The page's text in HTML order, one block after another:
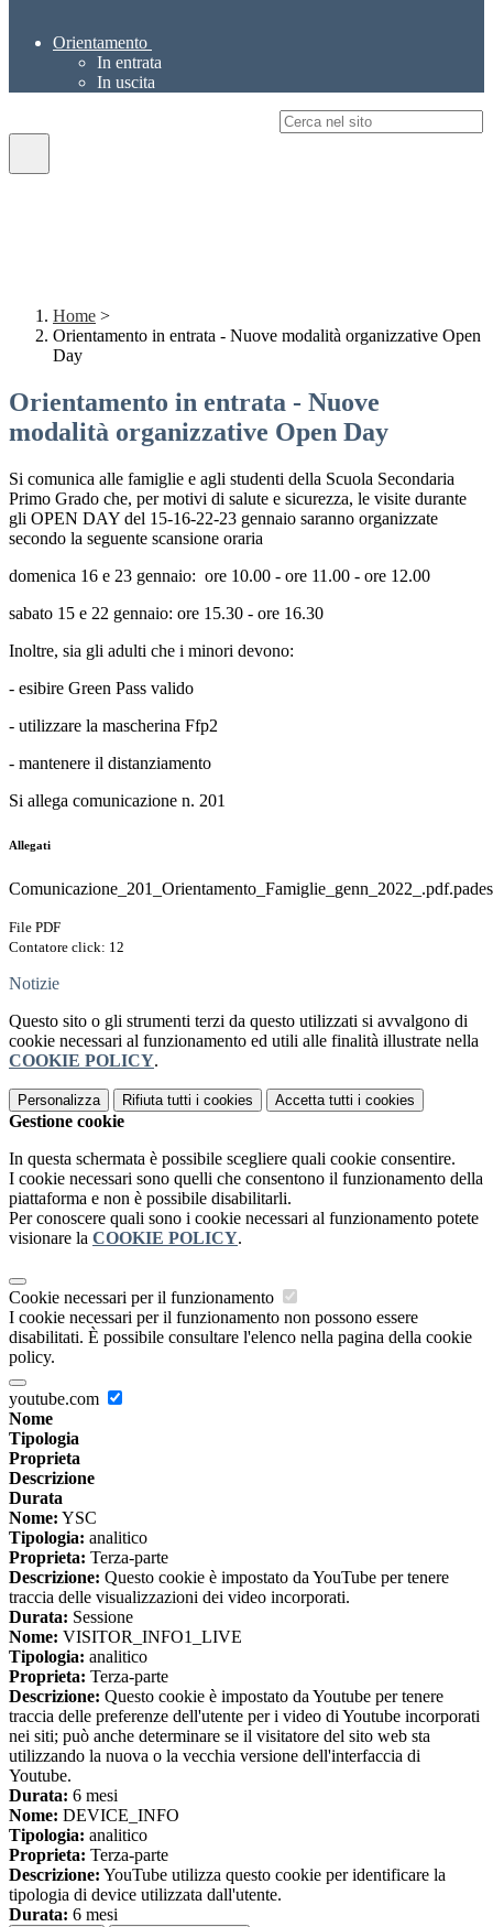
Orientamento
In entrata
In uscita
Home >
Orientamento in entrata - Nuove modalità organizzative Open
Day
Orientamento in entrata - Nuove
modalità organizzative Open Day
Si comunica alle famiglie e agli studenti della Scuola Secondaria
Primo Grado che, per motivi di salute e sicurezza, le visite durante
gli OPEN DAY del 15-16-22-23 gennaio saranno organizzate
secondo la seguente scansione oraria
domenica 16 e 23 gennaio: ore 10.00 - ore 11.00 - ore 12.00
sabato 15 e 22 gennaio: ore 15.30 - ore 16.30
Inoltre, sia gli adulti che i minori devono:
- esibire Green Pass valido
- utilizzare la mascherina Ffp2
- mantenere il distanziamento
Si allega comunicazione n. 201
Allegati
File PDF
Contatore click: 12
Notizie
Questo sito o gli strumenti terzi da questo utilizzati si avvalgono di
cookie necessari al funzionamento ed utili alle finalità illustrate nella
COOKIE POLICY.
Personalizza Rifiuta tutti i cookies Accetta tutti i cookies
Gestione cookie
In questa schermata è possibile scegliere quali cookie consentire.
I cookie necessari sono quelli che consentono il funzionamento della
piattaforma e non è possibile disabilitarli.
Per conoscere quali sono i cookie necessari al funzionamento potete
visionare la COOKIE POLICY.
Cookie necessari per il funzionamento
I cookie necessari per il funzionamento non possono essere
disabilitati. È possibile consultare l'elenco nella pagina della cookie
policy.
youtube.com
Nome
Tipologia
Proprieta
Descrizione
Durata
Nome: YSC
Tipologia: analitico
Proprieta: Terza-parte
Descrizione: Questo cookie è impostato da YouTube per tenere
traccia delle visualizzazioni dei video incorporati.
Durata: Sessione
Nome: VISITOR_INFO1_LIVE
Tipologia: analitico
Proprieta: Terza-parte
Descrizione: Questo cookie è impostato da Youtube per tenere
traccia delle preferenze dell'utente per i video di Youtube incorporati
nei siti; può anche determinare se il visitatore del sito web sta
utilizzando la nuova o la vecchia versione dell'interfaccia di
Youtube.
Durata: 6 mesi
Nome: DEVICE_INFO
Tipologia: analitico
Proprieta: Terza-parte
Descrizione: YouTube utilizza questo cookie per identificare la
tipologia di device utilizzata dall'utente.
Durata: 6 mesi